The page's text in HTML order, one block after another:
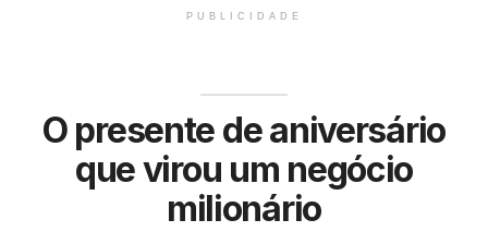
PUBLICIDADE
O presente de aniversário
que virou um negócio
milionário